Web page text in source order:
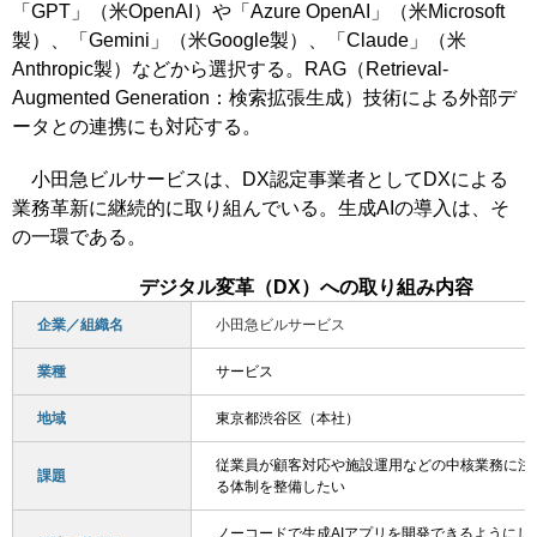
「GPT」（米OpenAI）や「Azure OpenAI」（米Microsoft
製）、「Gemini」（米Google製）、「Claude」（米
Anthropic製）などから選択する。RAG（Retrieval-
Augmented Generation：検索拡張生成）技術による外部デ
ータとの連携にも対応する。
小田急ビルサービスは、DX認定事業者としてDXによる
業務革新に継続的に取り組んでいる。生成AIの導入は、そ
の一環である。
デジタル変革（DX）への取り組み内容
企業／組織名 小田急ビルサービス
業種 サービス
地域 東京都渋谷区（本社）
課題
従業員が顧客対応や施設運用などの中核業務に注
る体制を整備したい
ノーコードで生成AIアプリを開発できるようにし